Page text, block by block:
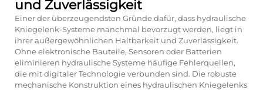
und Zuverlässigkeit
Einer der überzeugendsten Gründe dafür, dass hydraulische
Kniegelenk-Systeme manchmal bevorzugt werden, liegt in
ihrer außergewöhnlichen Haltbarkeit und Zuverlässigkeit.
Ohne elektronische Bauteile, Sensoren oder Batterien
eliminieren hydraulische Systeme häufige Fehlerquellen,
die mit digitaler Technologie verbunden sind. Die robuste
mechanische Konstruktion eines hydraulischen Kniegelenks